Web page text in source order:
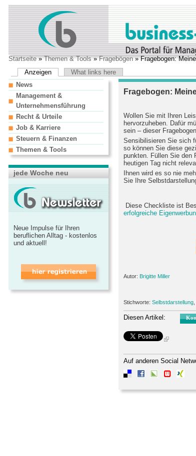
Startseite»Themen & Tools»Fragebögen» Fragebogen:
Anzeigen
What links here
Fragebogen:
Wollen Sie mit Ihren
hervorzuheben. Dafür
sein – dieser
Sensibilisieren Sie sich
so können Sie diese
punkten. Füllen Sie den
heutigen Tag nicht
Ihnen wird es so nie
Sie Ihre
Diese Checkliste ist
erfolgreiche
Autor: Brigitte Miller
Stichworte: Selbstdarstellung
Diesen Artikel:
Auf anderen Social
News
Management &
Unternehmensführung
Recht & Urteile
Job & Karriere
Steuern & Finanzen
Themen & Tools
jede Woche neu
Neue Impulse für Ihren
beruflichen Alltag - kostenlos
und aktuell!